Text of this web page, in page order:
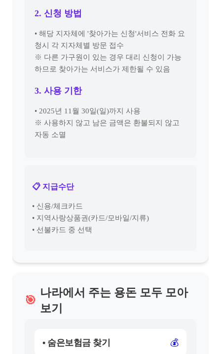
2. 신청 방법
• 해당 지자체에 '찾아가는 신청'서비스 전화 요
청시 각 지자체별 방문 접수
※ 다른 가구원이 있는 경우 대리 신청이 가능
하므로 찾아가는 서비스가 제한될 수 있음
3. 사용 기한
• 2025년 11월 30일(일)까지 사용
※ 사용하지 않고 남은 금액은 환불되지 않고
자동 소멸
📋 지급수단
• 신용/체크카드
• 지역사랑상품권(카드/모바일/지류)
• 선불카드 중 선택
🎯
나라에서 주는 용돈 모두 모아
보기
• 숨은보험금 찾기 💰